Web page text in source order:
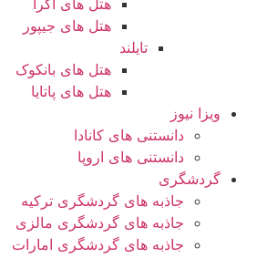
هتل های جیپور
تایلند
هتل های بانکوک
هتل های پاتایا
ویزا نیوز
دانستنی های کانادا
دانستنی های اروپا
گردشگری
جاذبه های گردشگری ترکیه
جاذبه های گردشگری مالزی
جاذبه های گردشگری امارات